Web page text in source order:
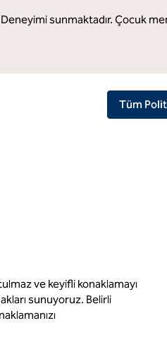
sunmaktadır. Çocuk
Tüm
ve keyifli konaklamayı
sunuyoruz. Belirli